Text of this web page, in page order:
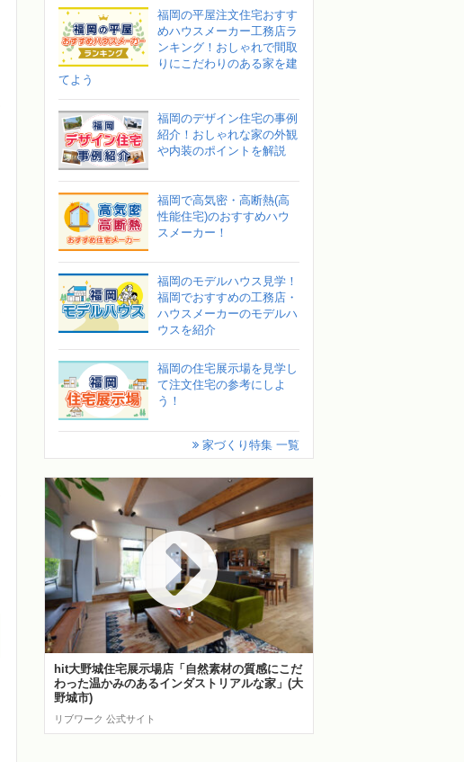
福岡の平屋注文住宅おすす
めハウスメーカー工務店ラ
ンキング！おしゃれで間取
りにこだわりのある家を建
てよう
福岡のデザイン住宅の事例
紹介！おしゃれな家の外観
や内装のポイントを解説
福岡で高気密・高断熱(高
性能住宅)のおすすめハウ
スメーカー！
福岡のモデルハウス見学！
福岡でおすすめの工務店・
ハウスメーカーのモデルハ
ウスを紹介
福岡の住宅展示場を見学し
て注文住宅の参考にしよ
う！
家づくり特集 一覧
hit大野城住宅展示場店「自然素材の質感にこだ
わった温かみのあるインダストリアルな家」(大
野城市)
リブワーク 公式サイト